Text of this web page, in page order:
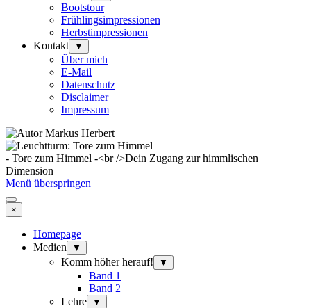
Bootstour
Frühlingsimpressionen
Herbstimpressionen
Kontakt
▼
Über mich
E-Mail
Datenschutz
Disclaimer
Impressum
- Tore zum Himmel -<br />Dein Zugang zur himmlischen
Dimension
Menü überspringen
×
Homepage
Medien
▼
Komm höher herauf! ▼
Band 1
Band 2
Lehre
▼